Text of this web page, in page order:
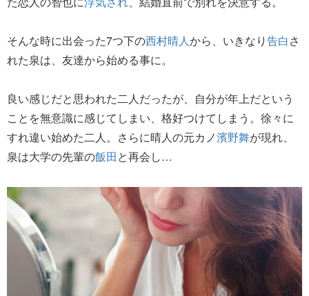
そんな時に出会った7つ下の西村晴人から、いきなり告白さ
れた泉は、友達から始める事に。
良い感じだと思われた二人だったが、自分が年上だという
ことを無意識に感じてしまい、格好つけてしまう。徐々に
すれ違い始めた二人。さらに晴人の元カノ濱野舞が現れ、
泉は大学の先輩の飯田と再会し…